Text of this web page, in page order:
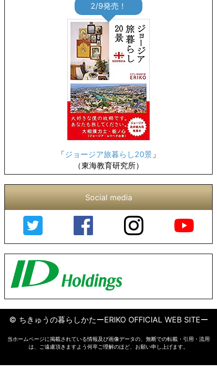
2/9発売！
「ジョージア旅暮らし20景 」
（東海教育研究所）
Social media
© ちきゅうの暮らしかたーERIKO OFFICIAL WEB SITEー
当ホームページに掲載されている情報及び画像データの、無断での転載・引用・流用
は、ご遠慮頂きますよう何卒ご理解のほど、お願い申し上げます。